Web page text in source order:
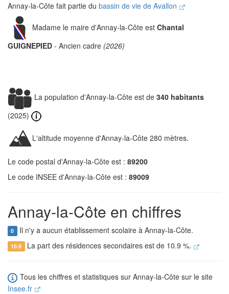
Annay-la-Côte fait partie du bassin de vie de Avallon
Madame le maire d'Annay-la-Côte est Chantal
GUIGNEPIED - Ancien cadre (2026)
La population d'Annay-la-Côte est de 340 habitants
(2025)
L'altitude moyenne d'Annay-la-Côte 280 mètres.
Le code postal d'Annay-la-Côte est : 89200
Le code INSEE d'Annay-la-Côte est : 89009
Annay-la-Côte en chiffres
0 Il n'y a aucun établissement scolaire à Annay-la-Côte.
10.9 La part des résidences secondaires est de 10.9 %.
Tous les chiffres et statistiques sur Annay-la-Côte sur le site
Insee.fr